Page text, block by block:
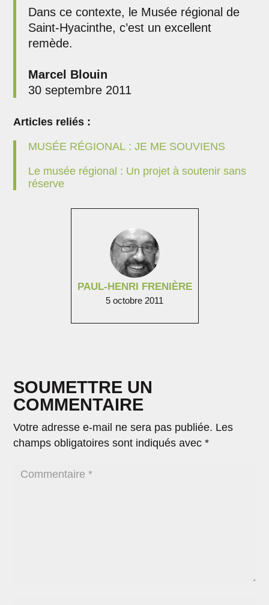
PAUL-HENRI FRENIÈRE
5 octobre 2011
Dans ce contexte, le Musée régional de
Saint-Hyacinthe, c’est un excellent
remède.
Marcel Blouin
30 septembre 2011
Articles reliés :
MUSÉE RÉGIONAL : JE ME SOUVIENS
Le musée régional : Un projet à soutenir sans
réserve
SOUMETTRE UN
COMMENTAIRE
Votre adresse e-mail ne sera pas publiée. Les
champs obligatoires sont indiqués avec*